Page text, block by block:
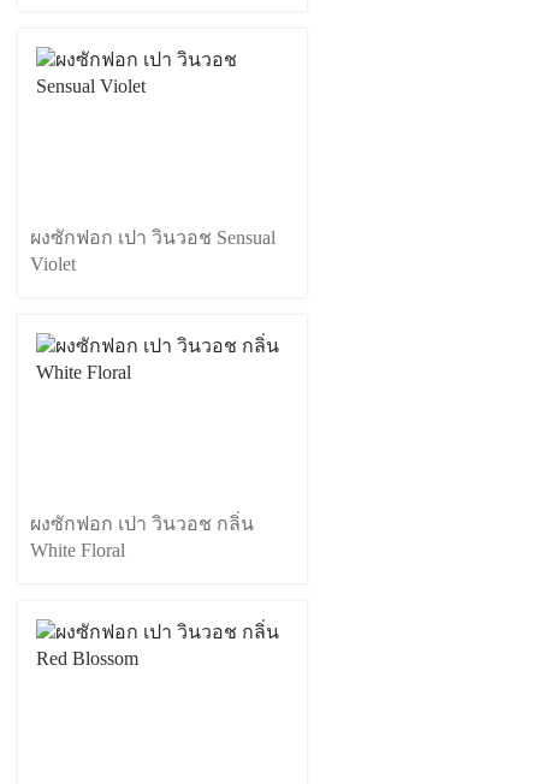
ผงซักฟอก เปา วินวอช Sensual
Violet
ผงซักฟอก เปา วินวอช กลิ่น
White Floral